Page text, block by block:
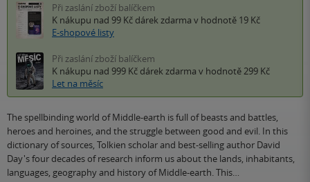
Při zaslání zboží balíčkem
K nákupu nad 99 Kč dárek zdarma v hodnotě 19 Kč
E-shopové listy
Při zaslání zboží balíčkem
K nákupu nad 999 Kč dárek zdarma v hodnotě 299 Kč
Let na měsíc
The spellbinding world of Middle-earth is full of beasts and battles,
heroes and heroines, and the struggle between good and evil. In this
dictionary of sources, Tolkien scholar and best-selling author David
Day's four decades of research inform us about the lands, inhabitants,
languages, geography and history of Middle-earth. This…